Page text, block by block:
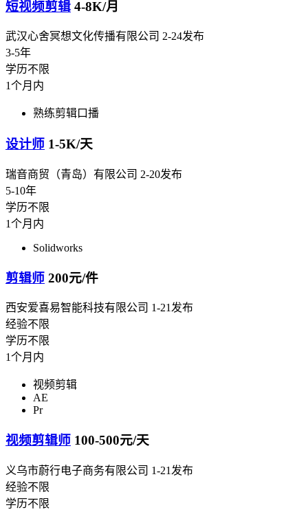
短视频剪辑 4-8K/月
武汉心舍冥想文化传播有限公司 2-24发布
3-5年
学历不限
1个月内
熟练剪辑口播
设计师 1-5K/天
瑞音商贸（青岛）有限公司 2-20发布
5-10年
学历不限
1个月内
Solidworks
剪辑师 200元/件
西安爱喜易智能科技有限公司 1-21发布
经验不限
学历不限
1个月内
视频剪辑
AE
Pr
视频剪辑师 100-500元/天
义乌市蔚行电子商务有限公司 1-21发布
经验不限
学历不限